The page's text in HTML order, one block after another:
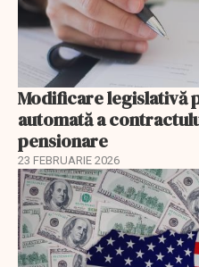
Modificare legislativă
automată a
pensionare
23 FEBRUARIE 2026